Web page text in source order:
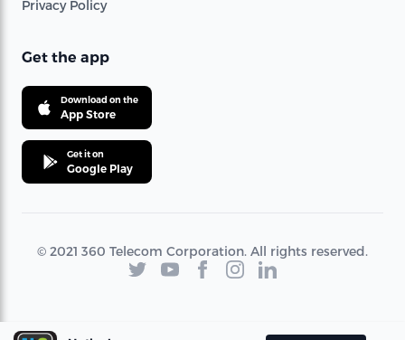
Privacy Policy
Get the app
Download on the
App Store
Get it on
Google Play
© 2021 360 Telecom Corporation. All rights reserved.